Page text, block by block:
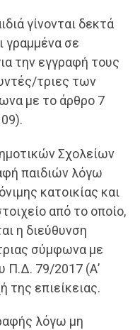
γίνονται δεκτά
γραμμένα σε
την εγγραφή τους
τριες των
με το άρθρο 7
Σχολείων
παιδιών λόγω
κατοικίας και
από το οποίο,
η διεύθυνση
σύμφωνα με
Π.Δ. 79/2017 (Α’
της επιείκειας.
λόγω μη